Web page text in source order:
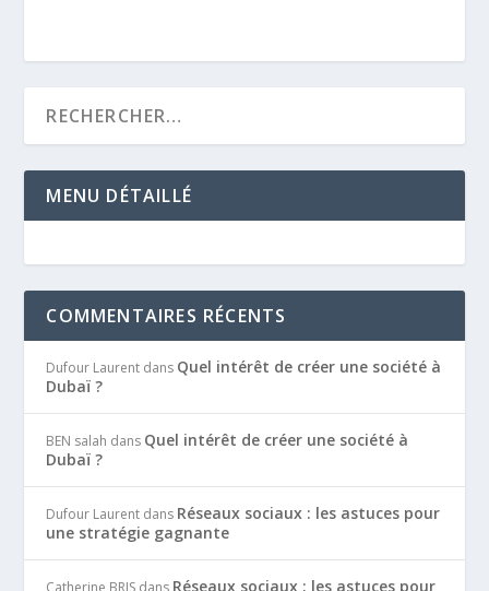
MENU DÉTAILLÉ
COMMENTAIRES RÉCENTS
Dufour Laurent dans Quel intérêt de créer une société à
Dubaï ?
BEN salah dans Quel intérêt de créer une société à
Dubaï ?
Dufour Laurent dans Réseaux sociaux : les astuces pour
une stratégie gagnante
Réseaux sociaux : les astuces pour